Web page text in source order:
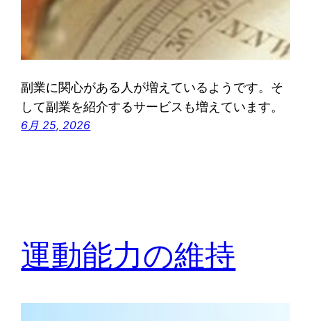
副業に関心がある人が増えているようです。そ
して副業を紹介するサービスも増えています。
6月 25, 2026
運動能力の維持